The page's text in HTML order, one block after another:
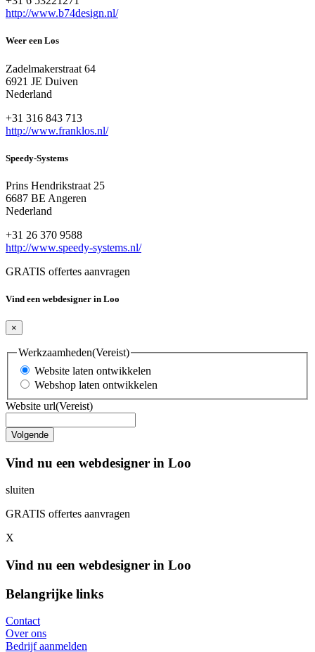
http://www.b74design.nl/
Weer een Los
Zadelmakerstraat 64
6921 JE Duiven
Nederland
+31 316 843 713
http://www.franklos.nl/
Speedy-Systems
Prins Hendrikstraat 25
6687 BE Angeren
Nederland
+31 26 370 9588
http://www.speedy-systems.nl/
GRATIS offertes aanvragen
Vind een webdesigner in Loo
×
Werkzaamheden(Vereist)
Website laten ontwikkelen
Webshop laten ontwikkelen
Website url(Vereist)
Vind nu een webdesigner in Loo
sluiten
GRATIS offertes aanvragen
X
Vind nu een webdesigner in Loo
Belangrijke links
Contact
Over ons
Bedrijf aanmelden